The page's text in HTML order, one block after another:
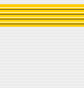
EP MM